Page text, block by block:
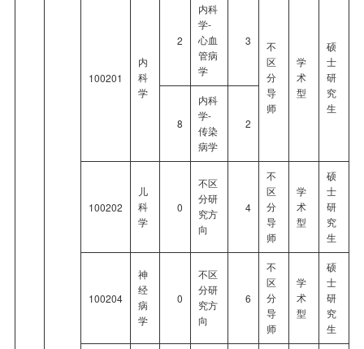
100201
内
科
学
2
内科
学-
心血
管病
学
3
不
区
分
导
师
学
术
型
硕
士
研
究
生
8
内科
学-
传染
病学
2
100202
儿
科
学
0
不区
分研
究方
向
4
不
区
分
导
师
学
术
型
硕
士
研
究
生
100204
神
经
病
学
0
不区
分研
究方
向
6
不
区
分
导
师
学
术
型
硕
士
研
究
生